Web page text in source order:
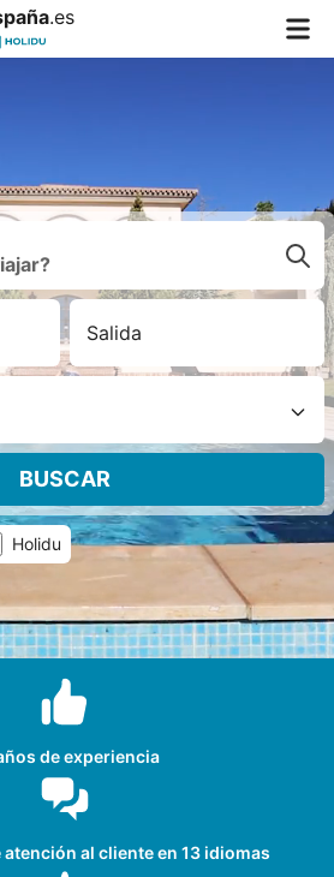
.es
Salida
BUSCAR
Holidu
de experiencia
al cliente en 13 idiomas